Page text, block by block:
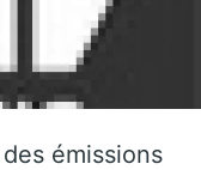
émissions